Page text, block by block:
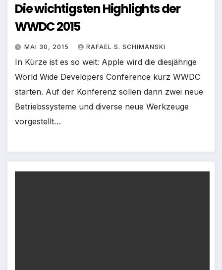
Die wichtigsten Highlights der
WWDC 2015
MAI 30, 2015 RAFAEL S. SCHIMANSKI
In Kürze ist es so weit: Apple wird die diesjährige
World Wide Developers Conference kurz WWDC
starten. Auf der Konferenz sollen dann zwei neue
Betriebssysteme und diverse neue Werkzeuge
vorgestellt…